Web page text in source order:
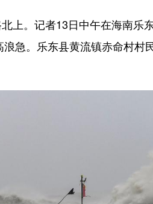
。记者13日中午在海南乐
急。乐东县黄流镇赤命村村